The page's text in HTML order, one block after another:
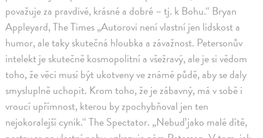
považuje za pravdivé, krásné a dobré – tj. k Bohu.“ Bryan
Appleyard, The Times „Autorovi není vlastní jen lidskost a
humor, ale taky skutečná hloubka a závažnost. Petersonův
intelekt je skutečně kosmopolitní a všežravý, ale je si vědom
toho, že věci musí být ukotveny ve známé půdě, aby se daly
smysluplně uchopit. Krom toho, že je zábavný, má v sobě i
vroucí upřímnost, kterou by zpochybňoval jen ten
nejokoralejší cynik.“ The Spectator. „Nebuď jako malé dítě,